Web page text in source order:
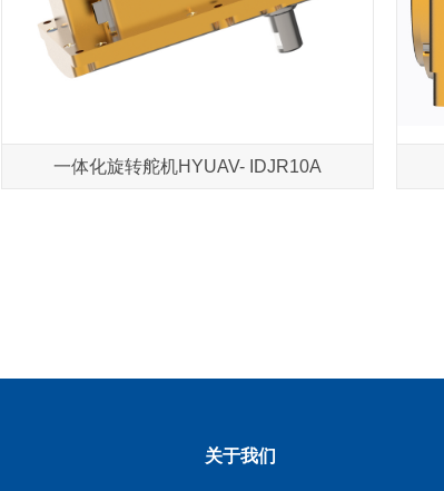
一体化旋转舵机HYUAV- IDJR10A
关于我们